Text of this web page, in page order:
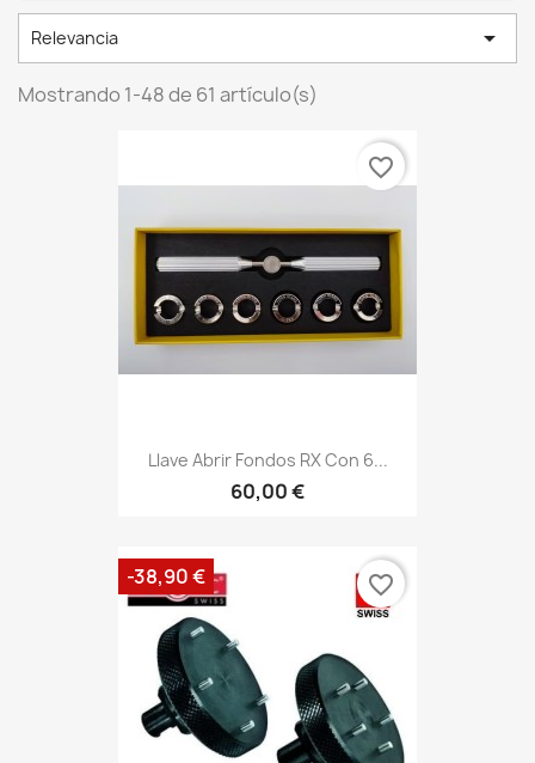
Relevancia 
Mostrando 1-48 de 61 artículo(s)
Llave Abrir Fondos RX Con 6...
60,00 €
favorite_border
-38,90 € favorite_border